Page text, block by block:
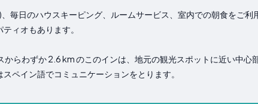
、毎日のハウスキーピング、ルームサービス、室内での朝食をご
ィオもあります。
からわずか 2.6 km のこのインは、地元の観光スポットに近い中
スペイン語でコミュニケーションをとります。